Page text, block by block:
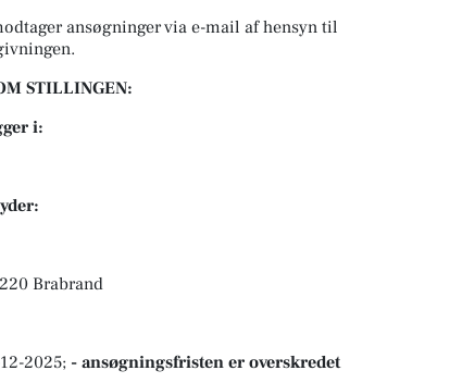
ansøgninger via e-mail af hensyn til
STILLINGEN:
i:
Brabrand
2025; - ansøgningsfristen er overskredet